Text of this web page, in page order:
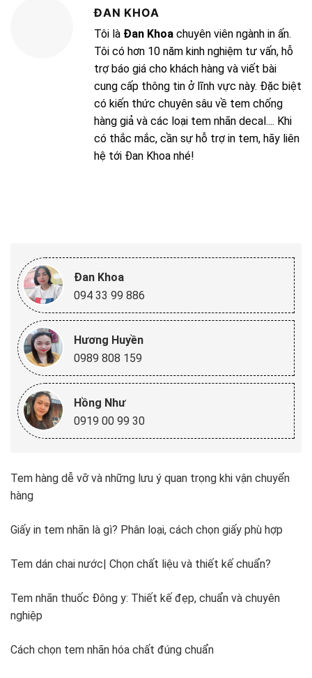
ĐAN KHOA
Tôi là Đan Khoa chuyên viên ngành in ấn.
Tôi có hơn 10 năm kinh nghiệm tư vấn, hỗ
trợ báo giá cho khách hàng và viết bài
cung cấp thông tin ở lĩnh vực này. Đặc biệt
có kiến thức chuyên sâu về tem chống
hàng giả và các loại tem nhãn decal.... Khi
có thắc mắc, cần sự hỗ trợ in tem, hãy liên
hệ tới Đan Khoa nhé!
Đan Khoa
094 33 99 886
Hương Huyền
0989 808 159
Hồng Như
0919 00 99 30
Tem hàng dễ vỡ và những lưu ý quan trọng khi vận chuyển
hàng
Giấy in tem nhãn là gì? Phân loại, cách chọn giấy phù hợp
Tem dán chai nước| Chọn chất liệu và thiết kế chuẩn?
Tem nhãn thuốc Đông y: Thiết kế đẹp, chuẩn và chuyên
nghiệp
Cách chọn tem nhãn hóa chất đúng chuẩn